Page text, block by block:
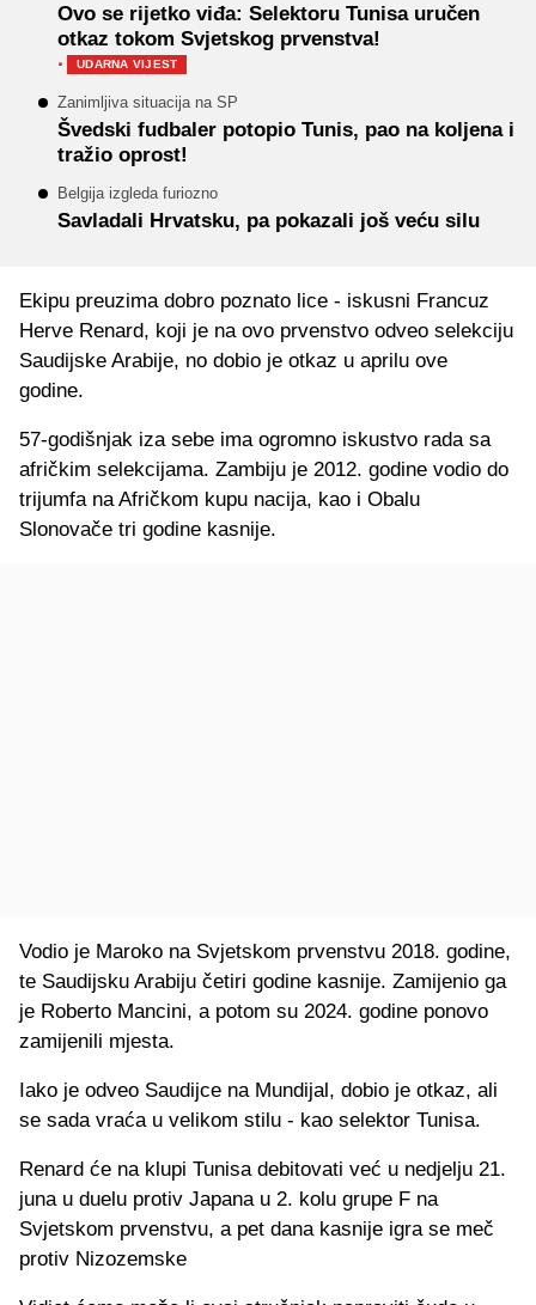
Ovo se rijetko viđa: Selektoru Tunisa uručen
otkaz tokom Svjetskog prvenstva!
· UDARNA VIJEST
Zanimljiva situacija na SP
Švedski fudbaler potopio Tunis, pao na koljena i
tražio oprost!
Belgija izgleda furiozno
Savladali Hrvatsku, pa pokazali još veću silu
Ekipu preuzima dobro poznato lice - iskusni Francuz
Herve Renard, koji je na ovo prvenstvo odveo selekciju
Saudijske Arabije, no dobio je otkaz u aprilu ove
godine.
57-godišnjak iza sebe ima ogromno iskustvo rada sa
afričkim selekcijama. Zambiju je 2012. godine vodio do
trijumfa na Afričkom kupu nacija, kao i Obalu
Slonovače tri godine kasnije.
Vodio je Maroko na Svjetskom prvenstvu 2018. godine,
te Saudijsku Arabiju četiri godine kasnije. Zamijenio ga
je Roberto Mancini, a potom su 2024. godine ponovo
zamijenili mjesta.
Iako je odveo Saudijce na Mundijal, dobio je otkaz, ali
se sada vraća u velikom stilu - kao selektor Tunisa.
Renard će na klupi Tunisa debitovati već u nedjelju 21.
juna u duelu protiv Japana u 2. kolu grupe F na
Svjetskom prvenstvu, a pet dana kasnije igra se meč
protiv Nizozemske